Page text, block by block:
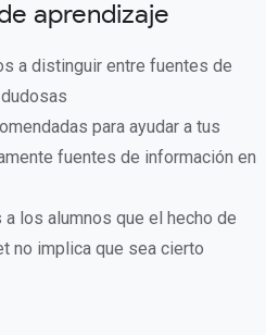
aprendizaje
a distinguir entre fuentes de
para ayudar a tus
fuentes de información en
los alumnos que el hecho de
no implica que sea cierto